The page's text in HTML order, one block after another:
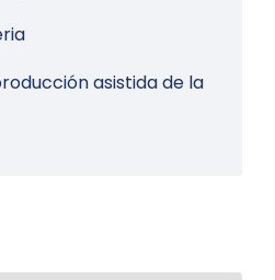
asistida de la